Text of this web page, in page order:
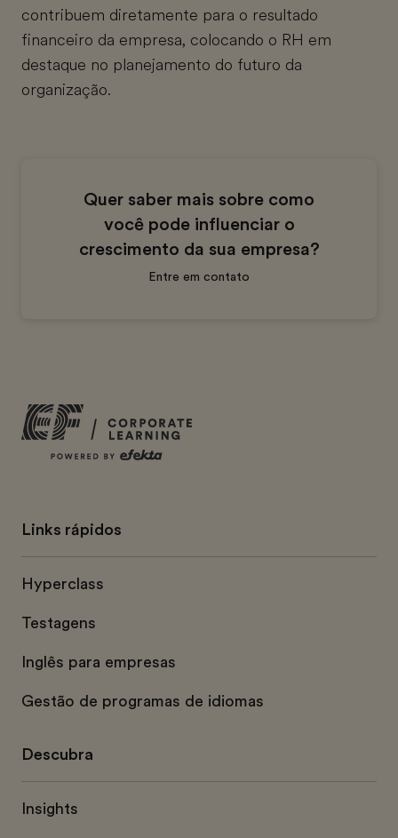
contribuem diretamente para o resultado
financeiro da empresa, colocando o RH em
destaque no planejamento do futuro da
organização.
Quer saber mais sobre como
você pode influenciar o
crescimento da sua empresa?
Entre em contato
Links rápidos
Hyperclass
Testagens
Inglês para empresas
Gestão de programas de idiomas
Descubra
Insights